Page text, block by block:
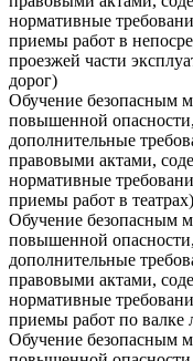
нормативные
приемы работ в
проезжей части
дорог)
Обучение безопасным
повышенной
дополнительные
правовыми актами,
нормативные
приемы работ в театрах)
Обучение безопасным
повышенной
дополнительные
правовыми актами,
нормативные
приемы работ по валке
Обучение безопасным